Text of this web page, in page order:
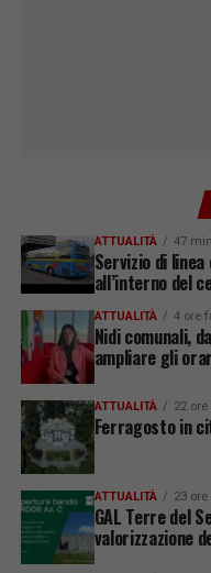
ATTUALITÀ 47
Servizio di
all’interno del
ATTUALITÀ 4 ore
Nidi comunali,
ampliare gli
ATTUALITÀ 22 ore
Ferragosto in
ATTUALITÀ 23 ore
GAL Terre del
valorizzazione